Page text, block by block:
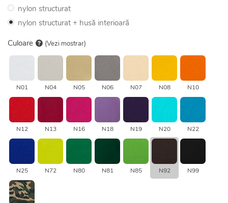
nylon structurat
nylon structurat + husă interioară
Culoare
(Vezi mostrar)
N01 N04 N05 N06 N07 N08 N10
N12 N13 N16 N18 N19 N20 N22
N25 N72 N80 N81 N85 N92 N99